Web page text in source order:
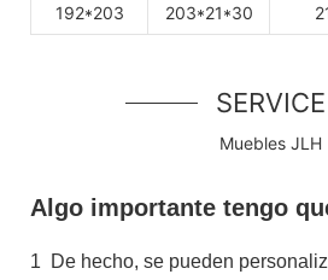
192*203 203*21*30
SERVICE
Muebles JLH
Algo importante tengo
1
De hecho, se pueden